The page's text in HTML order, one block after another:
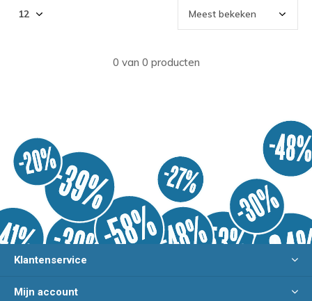
0 van 0 producten
Klantenservice
Mijn account